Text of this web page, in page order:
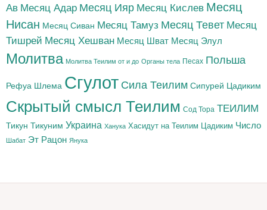
Ав Месяц Адар Месяц Ияр Месяц Кислев Месяц
Нисан Месяц Сиван Месяц Тамуз Месяц Тевет Месяц
Тишрей Месяц Хешван Месяц Шват Месяц Элул
Молитва Молитва Теилим от и до Органы тела Песах Польша
Рефуа Шлема Сгулот Сила Теилим Сипурей Цадиким
Скрытый смысл Теилим Сод Тора ТЕИЛИМ
Тикун Тикуним Украина Ханука Хасидут на Теилим Цадиким Число
Шабат Эт Рацон Янука